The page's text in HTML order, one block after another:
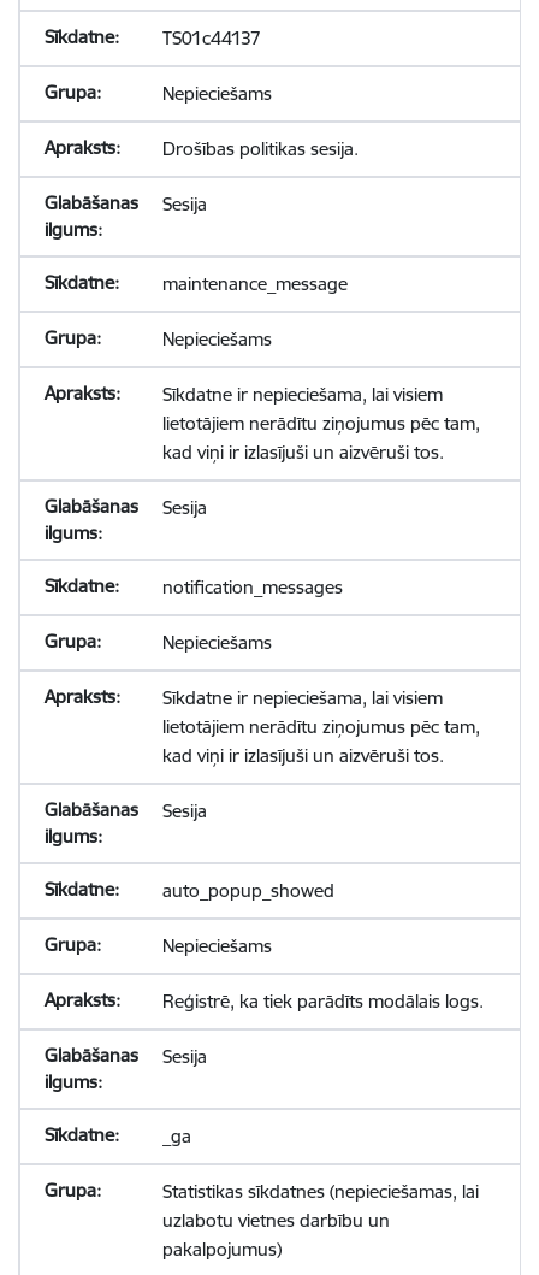
TS01c44137
Nepieciešams
Drošības politikas sesija.
Sesija
maintenance_message
Nepieciešams
Sīkdatne ir nepieciešama, lai visiem
lietotājiem nerādītu ziņojumus pēc tam,
kad viņi ir izlasījuši un aizvēruši tos.
Sesija
notification_messages
Nepieciešams
Sīkdatne ir nepieciešama, lai visiem
lietotājiem nerādītu ziņojumus pēc tam,
kad viņi ir izlasījuši un aizvēruši tos.
Sesija
auto_popup_showed
Nepieciešams
Reģistrē, ka tiek parādīts modālais logs.
Sesija
_ga
Statistikas sīkdatnes (nepieciešamas, lai
uzlabotu vietnes darbību un
pakalpojumus)